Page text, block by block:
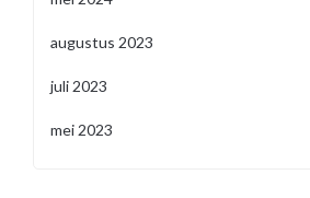
augustus 2023
juli 2023
mei 2023